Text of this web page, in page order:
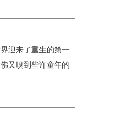
迎来了重生的第一
又嗅到些许童年的